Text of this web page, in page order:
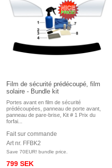
Film de sécurité prédécoupé, film
solaire - Bundle kit
Portes avant en film de sécurité
prédécoupées, panneau de porte avant,
panneau de pare-brise, Kit # 1 Prix du
forfai...
Fait sur commande
Art nr. FFBK2
Save 70EUR! bundle price.
799 SEK